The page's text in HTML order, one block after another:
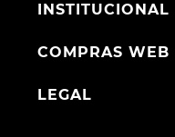
INSTITUCIONAL
COMPRAS WEB
LEGAL